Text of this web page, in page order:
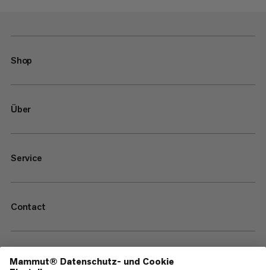
Shop
Über
Service
Contact